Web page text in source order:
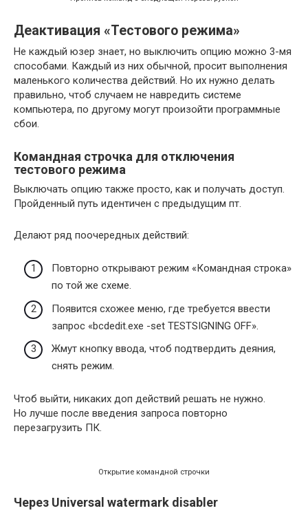
Деактивация «Тестового режима»
Не каждый юзер знает, но выключить опцию можно 3-мя
способами. Каждый из них обычной, просит выполнения
маленького количества действий. Но их нужно делать
правильно, чтоб случаем не навредить системе
компьютера, по другому могут произойти программные
сбои.
Командная строчка для отключения
тестового режима
Выключать опцию также просто, как и получать доступ.
Пройденный путь идентичен с предыдущим пт.
Делают ряд поочередных действий:
Повторно открывают режим «Командная строка»
по той же схеме.
Появится схожее меню, где требуется ввести
запрос «bcdedit.exe -set TESTSIGNING OFF».
Жмут кнопку ввода, чтоб подтвердить деяния,
снять режим.
Чтоб выйти, никаких доп действий решать не нужно.
Но лучше после введения запроса повторно
перезагрузить ПК.
Открытие командной строчки
Через Universal watermark disabler